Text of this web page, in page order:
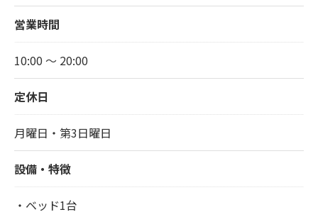
営業時間
10:00 ～ 20:00
定休日
月曜日・第3日曜日
設備・特徴
・ベッド1台